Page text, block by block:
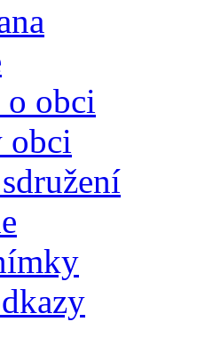
o obci
obci